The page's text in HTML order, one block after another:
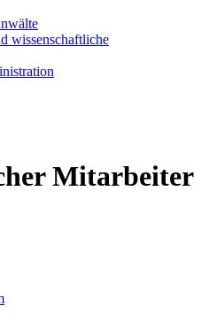
wissenschaftliche
Mitarbeiter